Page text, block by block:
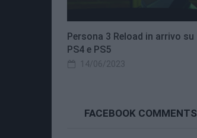
Persona 3 Reload in arrivo su
PS4 e PS5
14/06/2023
FACEBOOK COMMENTS